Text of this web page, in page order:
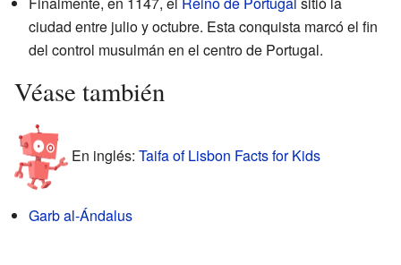
ciudad entre julio y octubre. Esta conquista marcó el fin
del control musulmán en el centro de Portugal.
Véase también
En inglés: Taifa of Lisbon Facts for Kids
Garb al-Ándalus